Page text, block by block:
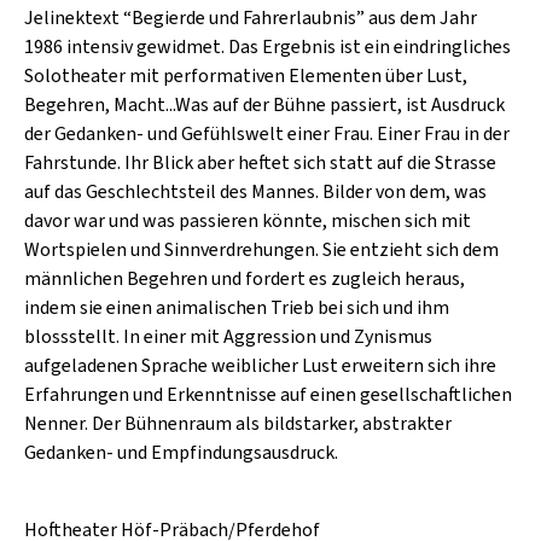
CAFÉ WOLF
POSTGARAGE
KUNSTGARTEN
KRISTALLWERK
GOLD & PECH THEATER
HARD & HEAVY
SINGER-SONGWRITER
VOLKSMUSIK
KULTURLAND STEIERMARK
Jelinektext “Begierde und Fahrerlaubnis” aus dem Jahr
1986 intensiv gewidmet. Das Ergebnis ist ein eindringliches
Solotheater mit performativen Elementen über Lust,
Begehren, Macht...Was auf der Bühne passiert, ist Ausdruck
der Gedanken- und Gefühlswelt einer Frau. Einer Frau in der
Fahrstunde. Ihr Blick aber heftet sich statt auf die Strasse
auf das Geschlechtsteil des Mannes. Bilder von dem, was
davor war und was passieren könnte, mischen sich mit
Wortspielen und Sinnverdrehungen. Sie entzieht sich dem
männlichen Begehren und fordert es zugleich heraus,
indem sie einen animalischen Trieb bei sich und ihm
blossstellt. In einer mit Aggression und Zynismus
aufgeladenen Sprache weiblicher Lust erweitern sich ihre
Erfahrungen und Erkenntnisse auf einen gesellschaftlichen
Nenner. Der Bühnenraum als bildstarker, abstrakter
Gedanken- und Empfindungsausdruck.
Hoftheater Höf-Präbach/Pferdehof